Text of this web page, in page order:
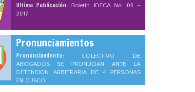
Ultima Publicación: Boletín IDECA No. 08 –
2017
Pronunciamientos
Pronunciamiento: COLECTIVO DE
ABOGADOS SE PRONUCIAN ANTE LA
DETENCION ARBITRARIA DE 4 PERSONAS
EN CUSCO